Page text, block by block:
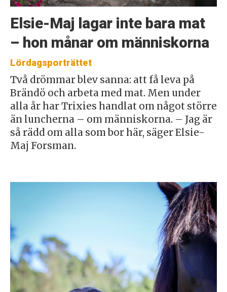
Elsie-Maj lagar inte bara mat
– hon månar om människorna
Lördagsporträttet
Två drömmar blev sanna: att få leva på
Brändö och arbeta med mat. Men under
alla år har Trixies handlat om något större
än luncherna – om människorna. – Jag är
så rädd om alla som bor här, säger Elsie-
Maj Forsman.